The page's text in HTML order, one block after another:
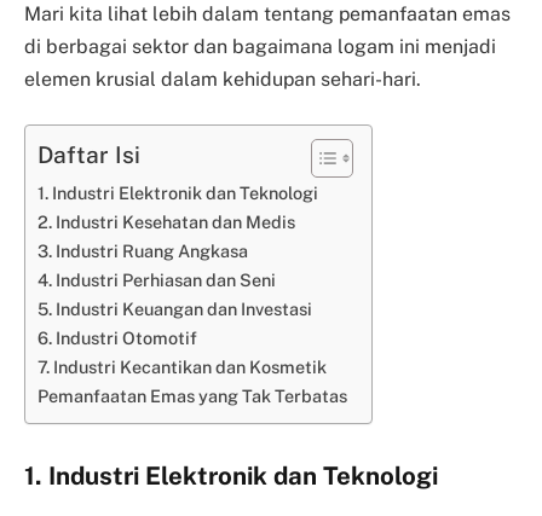
Mari kita lihat lebih dalam tentang pemanfaatan emas
di berbagai sektor dan bagaimana logam ini menjadi
elemen krusial dalam kehidupan sehari-hari.
Daftar Isi
1. Industri Elektronik dan Teknologi
2. Industri Kesehatan dan Medis
3. Industri Ruang Angkasa
4. Industri Perhiasan dan Seni
5. Industri Keuangan dan Investasi
6. Industri Otomotif
7. Industri Kecantikan dan Kosmetik
Pemanfaatan Emas yang Tak Terbatas
1. Industri Elektronik dan Teknologi